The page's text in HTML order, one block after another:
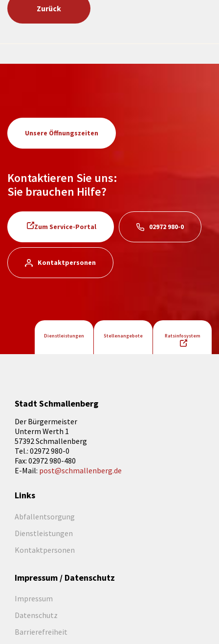
Zurück
Unsere Öffnungszeiten
Kontaktieren Sie uns:
Sie brauchen Hilfe?
Zum Service-Portal 02972 980-0
Kontaktpersonen
Dienstleistungen Stellenangebote Ratsinfosystem
Stadt Schmallenberg
Der Bürgermeister
Unterm Werth 1
57392 Schmallenberg
Tel.: 02972 980-0
Fax: 02972 980-480
E-Mail: post@schmallenberg.de
Links
Abfallentsorgung
Dienstleistungen
Kontaktpersonen
Impressum / Datenschutz
Impressum
Datenschutz
Barrierefreiheit